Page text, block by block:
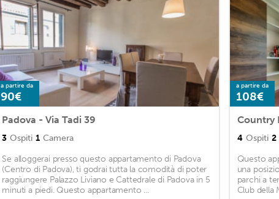
a partire da
90€
Padova - Via Tadi 39
3 Ospiti 1 Camera
Se alloggerai presso questo appartamento di Padova
(Centro di Padova), ti godrai tutta la comodità di poter
raggiungere Palazzo Liviano e Cattedrale di Padova in 5
minuti a piedi. Questo appartamento ...
a partire da
108€
Country
4 Ospiti 2
Questo
una
parchi a
Club della